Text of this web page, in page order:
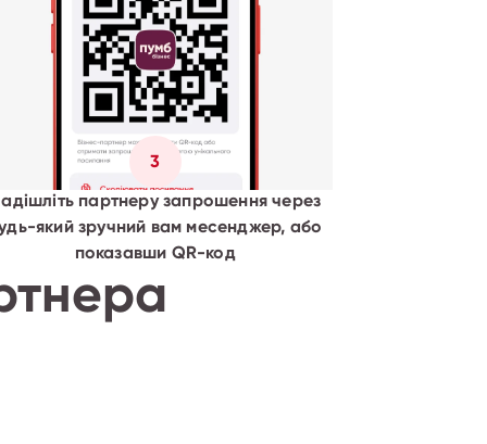
3
партнеру запрошення через
який зручний вам месенджер, або
показавши QR-код